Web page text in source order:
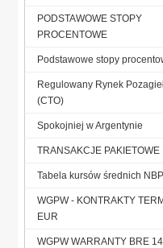
PODSTAWOWE STOPY
PROCENTOWE
Podstawowe stopy
Regulowany Rynek
(CTO)
Spokojniej w Argentynie
TRANSAKCJE PAKIETOWE
Tabela kursów średnich NBP
WGPW - KONTRAKTY
EUR
WGPW WARRANTY BRE